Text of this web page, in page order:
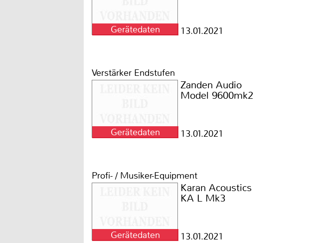
Gerätedaten 13.01.2021
Verstärker Endstufen
Gerätedaten
Zanden Audio
Model 9600mk2
13.01.2021
Profi- / Musiker-Equipment
Gerätedaten
Karan Acoustics
KA L Mk3
13.01.2021